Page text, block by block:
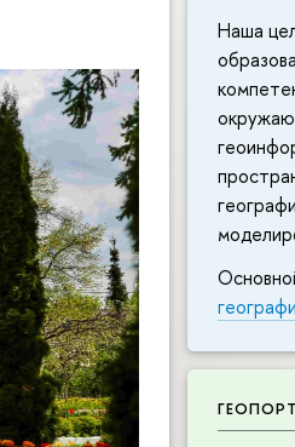
Наша